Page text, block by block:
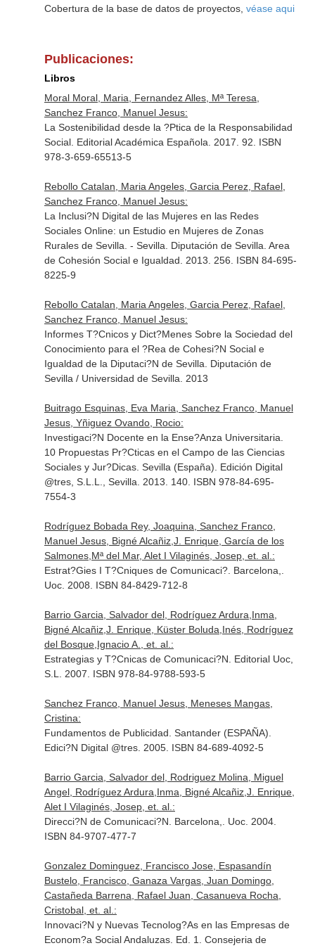
Cobertura de la base de datos de proyectos, véase aqui
Publicaciones:
Libros
Moral Moral, Maria, Fernandez Alles, Mª Teresa,
Sanchez Franco, Manuel Jesus:
La Sostenibilidad desde la ?Ptica de la Responsabilidad
Social. Editorial Académica Española. 2017. 92. ISBN
978-3-659-65513-5
Rebollo Catalan, Maria Angeles, Garcia Perez, Rafael,
Sanchez Franco, Manuel Jesus:
La Inclusi?N Digital de las Mujeres en las Redes
Sociales Online: un Estudio en Mujeres de Zonas
Rurales de Sevilla. - Sevilla. Diputación de Sevilla. Area
de Cohesión Social e Igualdad. 2013. 256. ISBN 84-695-
8225-9
Rebollo Catalan, Maria Angeles, Garcia Perez, Rafael,
Sanchez Franco, Manuel Jesus:
Informes T?Cnicos y Dict?Menes Sobre la Sociedad del
Conocimiento para el ?Rea de Cohesi?N Social e
Igualdad de la Diputaci?N de Sevilla. Diputación de
Sevilla / Universidad de Sevilla. 2013
Buitrago Esquinas, Eva Maria, Sanchez Franco, Manuel
Jesus, Yñiguez Ovando, Rocio:
Investigaci?N Docente en la Ense?Anza Universitaria.
10 Propuestas Pr?Cticas en el Campo de las Ciencias
Sociales y Jur?Dicas. Sevilla (España). Edición Digital
@tres, S.L.L., Sevilla. 2013. 140. ISBN 978-84-695-
7554-3
Rodríguez Bobada Rey, Joaquina, Sanchez Franco,
Manuel Jesus, Bigné Alcañiz,J. Enrique, García de los
Salmones,Mª del Mar, Alet I Vilaginés, Josep, et. al.:
Estrat?Gies I T?Cniques de Comunicaci?. Barcelona,.
Uoc. 2008. ISBN 84-8429-712-8
Barrio Garcia, Salvador del, Rodríguez Ardura,Inma,
Bigné Alcañiz,J. Enrique, Küster Boluda,Inés, Rodríguez
del Bosque,Ignacio A., et. al.:
Estrategias y T?Cnicas de Comunicaci?N. Editorial Uoc,
S.L. 2007. ISBN 978-84-9788-593-5
Sanchez Franco, Manuel Jesus, Meneses Mangas,
Cristina:
Fundamentos de Publicidad. Santander (ESPAÑA).
Edici?N Digital @tres. 2005. ISBN 84-689-4092-5
Barrio Garcia, Salvador del, Rodriguez Molina, Miguel
Angel, Rodríguez Ardura,Inma, Bigné Alcañiz,J. Enrique,
Alet I Vilaginés, Josep, et. al.:
Direcci?N de Comunicaci?N. Barcelona,. Uoc. 2004.
ISBN 84-9707-477-7
Gonzalez Dominguez, Francisco Jose, Espasandín
Bustelo, Francisco, Ganaza Vargas, Juan Domingo,
Castañeda Barrena, Rafael Juan, Casanueva Rocha,
Cristobal, et. al.:
Innovaci?N y Nuevas Tecnolog?As en las Empresas de
Econom?a Social Andaluzas. Ed. 1. Consejeria de